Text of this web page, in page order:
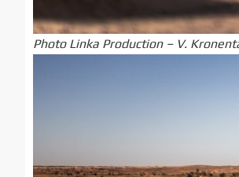
Photo Linka Production – V.